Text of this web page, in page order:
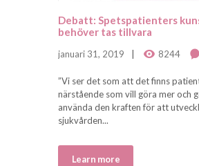
Debatt: Spetspatienters
behöver tas tillvara
januari 31, 2019 8244
”Vi ser det som att det finns
närstående som vill göra mer och
använda den kraften för att
sjukvården...
Learn more